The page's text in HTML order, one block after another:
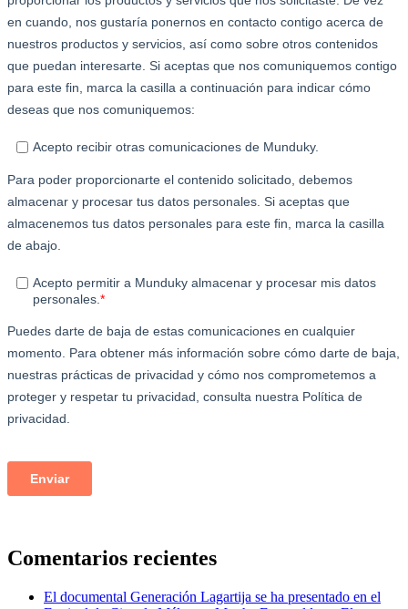
Comentarios recientes
El documental Generación Lagartija se ha presentado en el